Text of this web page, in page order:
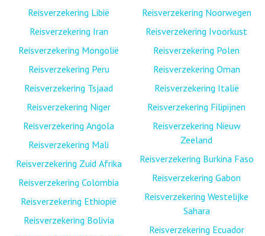
Reisverzekering Libië
Reisverzekering Iran
Reisverzekering Mongolië
Reisverzekering Peru
Reisverzekering Tsjaad
Reisverzekering Niger
Reisverzekering Angola
Reisverzekering Mali
Reisverzekering Zuid Afrika
Reisverzekering Colombia
Reisverzekering Ethiopië
Reisverzekering Bolivia
Reisverzekering Noorwegen
Reisverzekering Ivoorkust
Reisverzekering Polen
Reisverzekering Oman
Reisverzekering Italië
Reisverzekering Filipijnen
Reisverzekering Nieuw
Zeeland
Reisverzekering Burkina Faso
Reisverzekering Gabon
Reisverzekering Westelijke
Sahara
Reisverzekering Ecuador